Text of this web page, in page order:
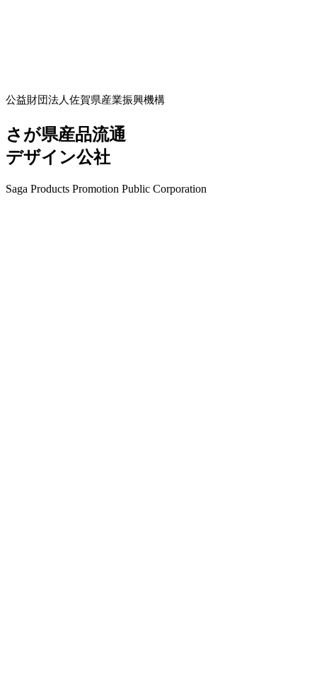
公益財団法人佐賀県産業振興機構
さが県産品流通
デザイン公社
Saga Products Promotion Public Corporation